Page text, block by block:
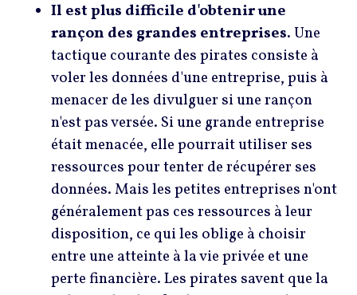
Il est plus difficile d'obtenir une
rançon des grandes entreprises.Une
tactique courante des pirates consiste à
voler les données d'une entreprise, puis à
menacer de les divulguer si une rançon
n'est pas versée. Si une grande entreprise
était menacée, elle pourrait utiliser ses
ressources pour tenter de récupérer ses
données. Mais les petites entreprises n'ont
généralement pas ces ressources à leur
disposition, ce qui les oblige à choisir
entre une atteinte à la vie privée et une
perte financière. Les pirates savent que la